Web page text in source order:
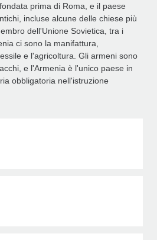
prima di Roma, e il paese
incluse alcune delle chiese più
dell'Unione Sovietica, tra i
ci sono la manifattura,
e l'agricoltura. Gli armeni sono
e l'Armenia è l'unico paese in
obbligatoria nell'istruzione